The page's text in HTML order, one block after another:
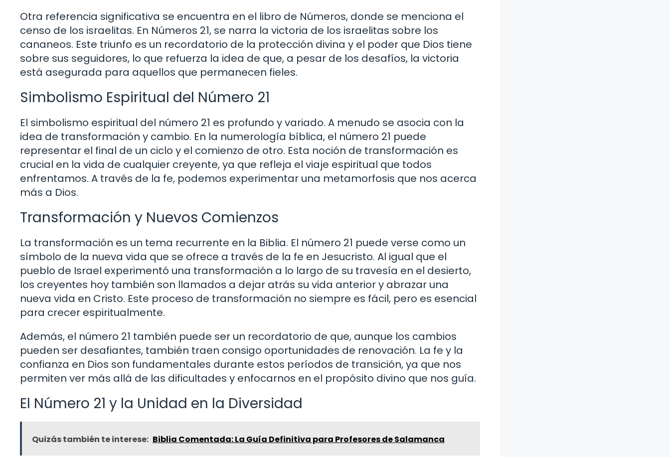
Otra referencia significativa se encuentra en el libro de Números, donde se menciona el
censo de los israelitas. En Números 21, se narra la victoria de los israelitas sobre los
cananeos. Este triunfo es un recordatorio de la protección divina y el poder que Dios tiene
sobre sus seguidores, lo que refuerza la idea de que, a pesar de los desafíos, la victoria
está asegurada para aquellos que permanecen fieles.
Simbolismo Espiritual del Número 21
El simbolismo espiritual del número 21 es profundo y variado. A menudo se asocia con la
idea de transformación y cambio. En la numerología bíblica, el número 21 puede
representar el final de un ciclo y el comienzo de otro. Esta noción de transformación es
crucial en la vida de cualquier creyente, ya que refleja el viaje espiritual que todos
enfrentamos. A través de la fe, podemos experimentar una metamorfosis que nos acerca
más a Dios.
Transformación y Nuevos Comienzos
La transformación es un tema recurrente en la Biblia. El número 21 puede verse como un
símbolo de la nueva vida que se ofrece a través de la fe en Jesucristo. Al igual que el
pueblo de Israel experimentó una transformación a lo largo de su travesía en el desierto,
los creyentes hoy también son llamados a dejar atrás su vida anterior y abrazar una
nueva vida en Cristo. Este proceso de transformación no siempre es fácil, pero es esencial
para crecer espiritualmente.
Además, el número 21 también puede ser un recordatorio de que, aunque los cambios
pueden ser desafiantes, también traen consigo oportunidades de renovación. La fe y la
confianza en Dios son fundamentales durante estos períodos de transición, ya que nos
permiten ver más allá de las dificultades y enfocarnos en el propósito divino que nos guía.
El Número 21 y la Unidad en la Diversidad
Quizás también te interese: Biblia Comentada: La Guía Definitiva para Profesores de Salamanca